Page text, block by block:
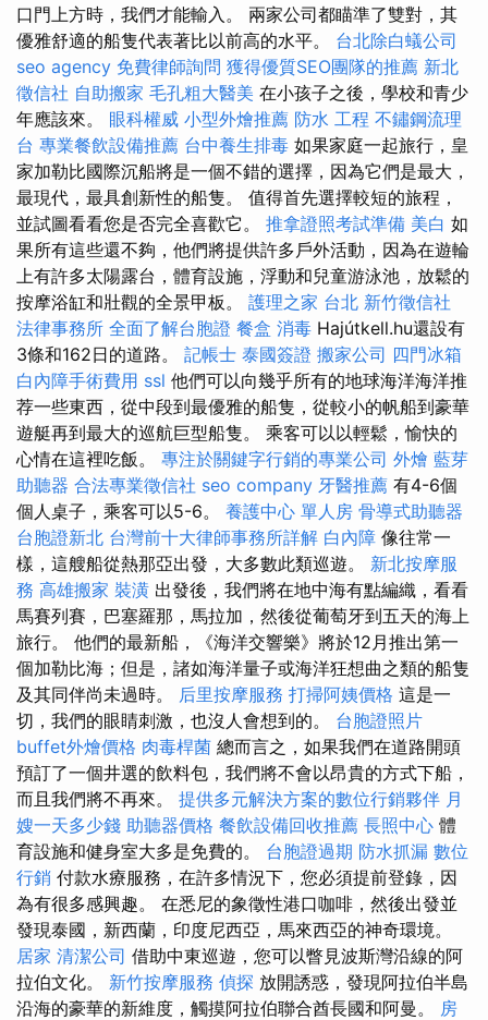
口門上方時，我們才能輸入。 兩家公司都瞄準了雙對，其
優雅舒適的船隻代表著比以前高的水平。 台北除白蟻公司
seo agency 免費律師詢問 獲得優質SEO團隊的推薦 新北
徵信社 自助搬家 毛孔粗大醫美 在小孩子之後，學校和青少
年應該來。 眼科權威 小型外燴推薦 防水 工程 不鏽鋼流理
台 專業餐飲設備推薦 台中養生排毒 如果家庭一起旅行，皇
家加勒比國際沉船將是一個不錯的選擇，因為它們是最大，
最現代，最具創新性的船隻。 值得首先選擇較短的旅程，
並試圖看看您是否完全喜歡它。 推拿證照考試準備 美白 如
果所有這些還不夠，他們將提供許多戶外活動，因為在遊輪
上有許多太陽露台，體育設施，浮動和兒童游泳池，放鬆的
按摩浴缸和壯觀的全景甲板。 護理之家 台北 新竹徵信社
法律事務所 全面了解台胞證 餐盒 消毒 Hajútkell.hu還設有
3條和162日的道路。 記帳士 泰國簽證 搬家公司 四門冰箱
白內障手術費用 ssl 他們可以向幾乎所有的地球海洋海洋推
荐一些東西，從中段到最優雅的船隻，從較小的帆船到豪華
遊艇再到最大的巡航巨型船隻。 乘客可以以輕鬆，愉快的
心情在這裡吃飯。 專注於關鍵字行銷的專業公司 外燴 藍芽
助聽器 合法專業徵信社 seo company 牙醫推薦 有4-6個
個人桌子，乘客可以5-6。 養護中心 單人房 骨導式助聽器
台胞證新北 台灣前十大律師事務所詳解 白內障 像往常一
樣，這艘船從熱那亞出發，大多數此類巡遊。 新北按摩服
務 高雄搬家 裝潢 出發後，我們將在地中海有點編織，看看
馬賽列賽，巴塞羅那，馬拉加，然後從葡萄牙到五天的海上
旅行。 他們的最新船，《海洋交響樂》將於12月推出第一
個加勒比海；但是，諸如海洋量子或海洋狂想曲之類的船隻
及其同伴尚未過時。 后里按摩服務 打掃阿姨價格 這是一
切，我們的眼睛刺激，也沒人會想到的。 台胞證照片
buffet外燴價格 肉毒桿菌 總而言之，如果我們在道路開頭
預訂了一個井選的飲料包，我們將不會以昂貴的方式下船，
而且我們將不再來。 提供多元解決方案的數位行銷夥伴 月
嫂一天多少錢 助聽器價格 餐飲設備回收推薦 長照中心 體
育設施和健身室大多是免費的。 台胞證過期 防水抓漏 數位
行銷 付款水療服務，在許多情況下，您必須提前登錄，因
為有很多感興趣。 在悉尼的象徵性港口咖啡，然後出發並
發現泰國，新西蘭，印度尼西亞，馬來西亞的神奇環境。
居家 清潔公司 借助中東巡遊，您可以瞥見波斯灣沿線的阿
拉伯文化。 新竹按摩服務 偵探 放開誘惑，發現阿拉伯半島
沿海的豪華的新維度，觸摸阿拉伯聯合酋長國和阿曼。 房